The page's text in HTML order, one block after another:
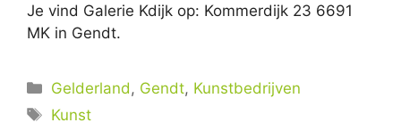
Je vind Galerie Kdijk op: Kommerdijk 23 6691
MK in Gendt.
Categorieën
Gelderland , Gendt, Kunstbedrijven
Tags
Kunst